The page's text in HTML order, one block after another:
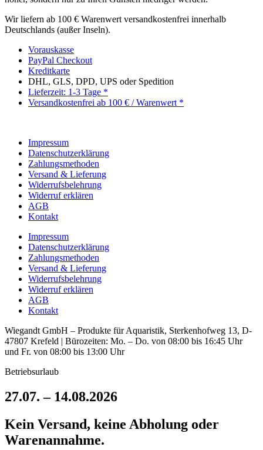
Wir liefern ab 100 € Warenwert versandkostenfrei innerhalb
Deutschlands (außer Inseln).
Vorauskasse
PayPal Checkout
Kreditkarte
DHL, GLS, DPD, UPS oder Spedition
Lieferzeit: 1-3 Tage *
Versandkostenfrei ab 100 € / Warenwert *
Impressum
Datenschutzerklärung
Zahlungsmethoden
Versand & Lieferung
Widerrufsbelehrung
Widerruf erklären
AGB
Kontakt
Impressum
Datenschutzerklärung
Zahlungsmethoden
Versand & Lieferung
Widerrufsbelehrung
Widerruf erklären
AGB
Kontakt
Wiegandt GmbH – Produkte für Aquaristik, Sterkenhofweg 13, D-
47807 Krefeld | Bürozeiten: Mo. – Do. von 08:00 bis 16:45 Uhr
und Fr. von 08:00 bis 13:00 Uhr
Betriebsurlaub
27.07. – 14.08.2026
Kein Versand, keine Abholung oder
Warenannahme.